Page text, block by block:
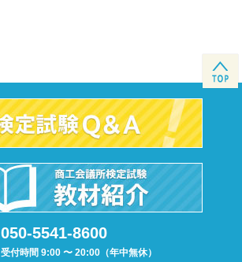
050-5541-8600
受付時間 9:00 〜 20:00（年中無休）